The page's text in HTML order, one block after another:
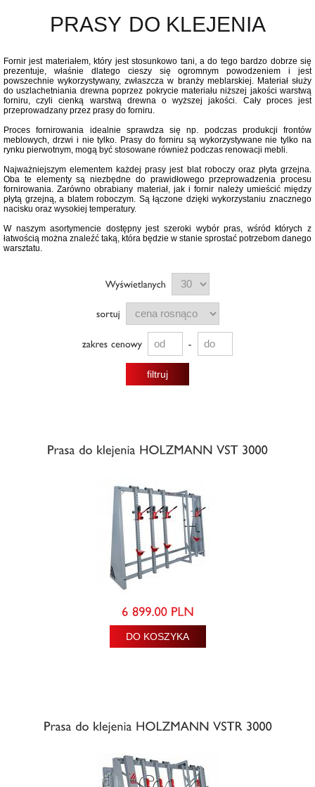
PRASY DO KLEJENIA
Fornir jest materiałem, który jest stosunkowo tani, a do tego bardzo dobrze się
prezentuje, właśnie dlatego cieszy się ogromnym powodzeniem i jest
powszechnie wykorzystywany, zwłaszcza w branży meblarskiej. Materiał służy
do uszlachetniania drewna poprzez pokrycie materiału niższej jakości warstwą
forniru, czyli cienką warstwą drewna o wyższej jakości. Cały proces jest
przeprowadzany przez prasy do forniru.
Proces fornirowania idealnie sprawdza się np. podczas produkcji frontów
meblowych, drzwi i nie tylko. Prasy do forniru są wykorzystywane nie tylko na
rynku pierwotnym, mogą być stosowane również podczas renowacji mebli.
Najważniejszym elementem każdej prasy jest blat roboczy oraz płyta grzejna.
Oba te elementy są niezbędne do prawidłowego przeprowadzenia procesu
fornirowania. Zarówno obrabiany materiał, jak i fornir należy umieścić między
płytą grzejną, a blatem roboczym. Są łączone dzięki wykorzystaniu znacznego
nacisku oraz wysokiej temperatury.
W naszym asortymencie dostępny jest szeroki wybór pras, wśród których z
łatwością można znaleźć taką, która będzie w stanie sprostać potrzebom danego
warsztatu.
filtruj
DO KOSZYKA